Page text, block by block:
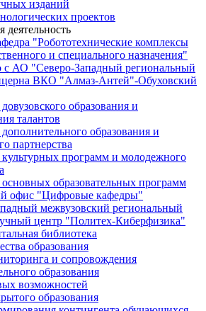
изданий
проектов
деятельность
"Робототехнические комплексы
и специального назначения"
с АО "Северо-Западный региональный
ВКО "Алмаз-Антей"-Обуховский
образования и
талантов
образования и
партнерства
программ и молодежного
образовательных программ
офис "Цифровые кафедры"
межвузовский региональный
центр "Политех-Киберфизика"
библиотека
образования
и сопровождения
образования
возможностей
образования